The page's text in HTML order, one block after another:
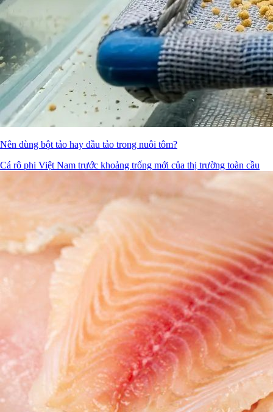
Nên dùng bột tảo hay dầu tảo trong nuôi tôm?
Cá rô phi Việt Nam trước khoảng trống mới của thị trường toàn cầu